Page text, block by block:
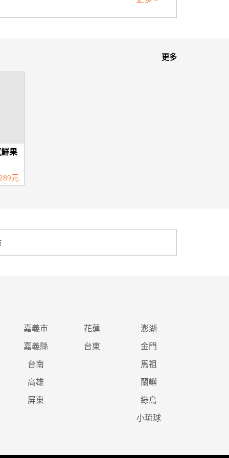
更多
果
289元
嘉義市 花蓮 澎湖
嘉義縣 台東 金門
台南 馬祖
高雄 蘭嶼
屏東 綠島
小琉球